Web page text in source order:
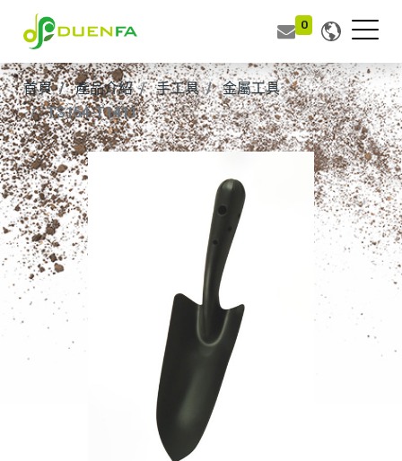
0
首頁 產品介紹 手工具
金屬工具
TS154-T1411